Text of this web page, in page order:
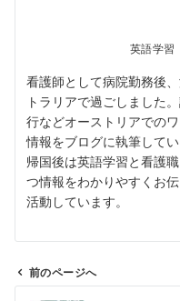
英語学習
看護師として病院勤務後
トラリアで過ごしました
行などオーストリアでの
情報をブログに執筆してい
帰国後は英語学習と看護
つ情報をわかりやすくお
活動しています。
前のページへ